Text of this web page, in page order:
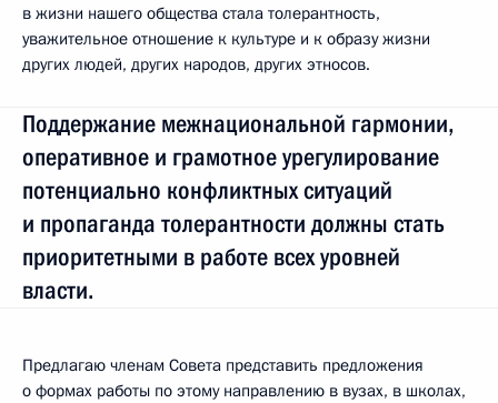
в жизни нашего общества стала толерантность,
уважительное отношение к культуре и к образу жизни
других людей, других народов, других этносов.
Поддержание межнациональной гармонии,
оперативное и грамотное урегулирование
потенциально конфликтных ситуаций
и пропаганда толерантности должны стать
приоритетными в работе всех уровней
власти.
Предлагаю членам Совета представить предложения
о формах работы по этому направлению в вузах, в школах,